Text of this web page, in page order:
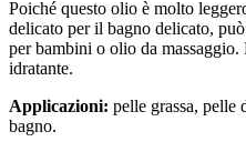
Poiché questo olio è molto
delicato per il bagno delicato,
per bambini o olio da
idratante.
Applicazioni: pelle grassa, pelle
bagno.